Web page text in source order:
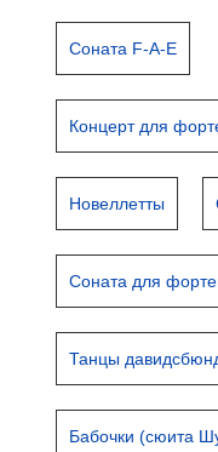
Соната F-A-E
Концерт для
Новеллетты
Соната для
Танцы
Бабочки (сюита